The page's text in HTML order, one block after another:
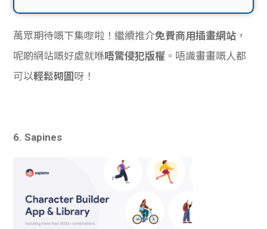
萬眾期待嘅下集嚟啦！繼續推介免費商用插畫網站 ，
呢啲網站嘅好處就喺唔驚侵犯版權 。唔識畫畫嘅人都
可以輕鬆砌圖 呀！
6. Sapines